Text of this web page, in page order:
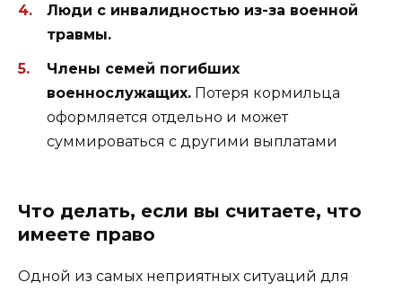
Люди с инвалидностью из-за военной
травмы.
Члены семей погибших
военнослужащих. Потеря кормильца
оформляется отдельно и может
суммироваться с другими выплатами
Что делать, если вы считаете, что
имеете право
Одной из самых неприятных ситуаций для